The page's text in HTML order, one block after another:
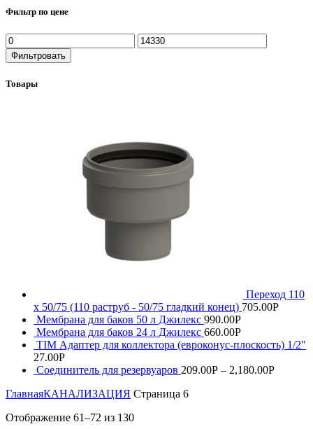
Фильтр по цене
Фильтровать
Товары
Переход 110
х 50/75 (110 раструб - 50/75 гладкий конец) 705.00Р
Мембрана для баков 50 л Джилекс 990.00Р
Мембрана для баков 24 л Джилекс 660.00Р
TIM Адаптер для коллектора (евроконус-плоскость) 1/2"
27.00Р
Соединитель для резервуаров 209.00Р – 2,180.00Р
ГлавнаяКАНАЛИЗАЦИЯ Страница 6
Отображение 61–72 из 130